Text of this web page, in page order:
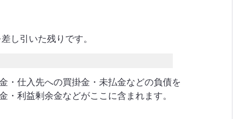
し引いた残りです。
・仕入先への買掛金・未払金などの負債を
利益剰余金などがここに含まれます。